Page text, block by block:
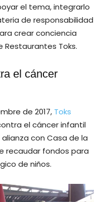
el tema, integrarlo
de responsabilidad
crear conciencia
Toks.
el cáncer
de 2017, Toks
el cáncer infantil
con Casa de la
recaudar fondos para
de niños.